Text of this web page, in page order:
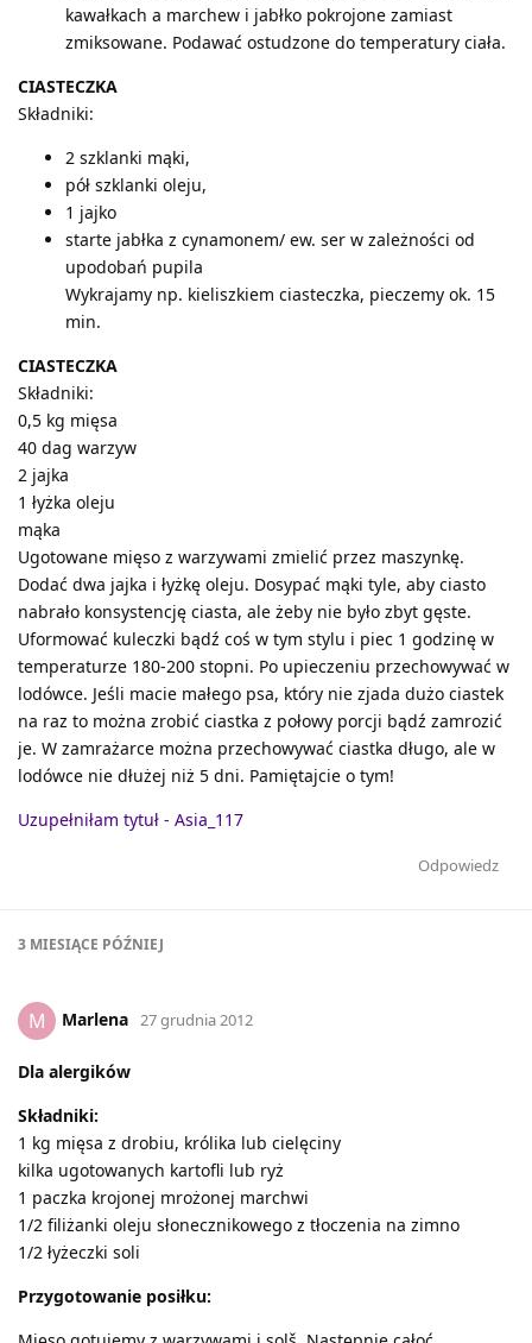
kawałkach a marchew i jabłko pokrojone zamiast
zmiksowane. Podawać ostudzone do temperatury ciała.
CIASTECZKA
Składniki:
2 szklanki mąki,
pół szklanki oleju,
1 jajko
starte jabłka z cynamonem/ ew. ser w zależności od
upodobań pupila
Wykrajamy np. kieliszkiem ciasteczka, pieczemy ok. 15
min.
CIASTECZKA
Składniki:
0,5 kg mięsa
40 dag warzyw
2 jajka
1 łyżka oleju
mąka
Ugotowane mięso z warzywami zmielić przez maszynkę.
Dodać dwa jajka i łyżkę oleju. Dosypać mąki tyle, aby ciasto
nabrało konsystencję ciasta, ale żeby nie było zbyt gęste.
Uformować kuleczki bądź coś w tym stylu i piec 1 godzinę w
temperaturze 180-200 stopni. Po upieczeniu przechowywać w
lodówce. Jeśli macie małego psa, który nie zjada dużo ciastek
na raz to można zrobić ciastka z połowy porcji bądź zamrozić
je. W zamrażarce można przechowywać ciastka długo, ale w
lodówce nie dłużej niż 5 dni. Pamiętajcie o tym!
Uzupełniłam tytuł - Asia_117
Odpowiedz
3 MIESIĄCE PÓŹNIEJ
M Marlena 27 grudnia 2012
Dla alergików
Składniki:
1 kg mięsa z drobiu, królika lub cielęciny
kilka ugotowanych kartofli lub ryż
1 paczka krojonej mrożonej marchwi
1/2 filiżanki oleju słonecznikowego z tłoczenia na zimno
1/2 łyżeczki soli
Przygotowanie posiłku: